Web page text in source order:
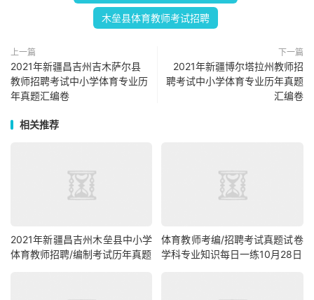
木垒县体育教师考试招聘
上一篇
2021年新疆昌吉州吉木萨尔县
教师招聘考试中小学体育专业历
年真题汇编卷
下一篇
2021年新疆博尔塔拉州教师招
聘考试中小学体育专业历年真题
汇编卷
相关推荐
2021年新疆昌吉州木垒县中小学
体育教师招聘/编制考试历年真题
体育教师考编/招聘考试真题试卷
学科专业知识每日一练10月28日